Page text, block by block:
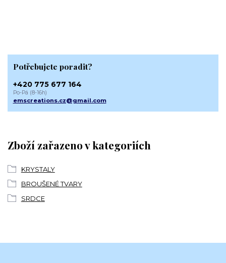
Zboží zařazeno v kategoriích
KRYSTALY
BROUŠENÉ TVARY
SRDCE
Potřebujete poradit?
+420 775 677 164
Po-Pá (8-16h)
emscreations.cz@gmail.com